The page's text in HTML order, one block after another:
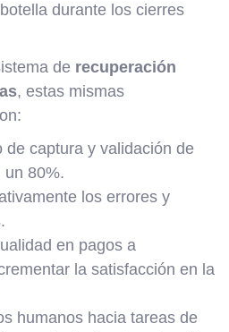
durante los cierres
de recuperación
, estas mismas
de captura y validación de
un 80%.
los errores y
en pagos a
la satisfacción en la
humanos hacia tareas de